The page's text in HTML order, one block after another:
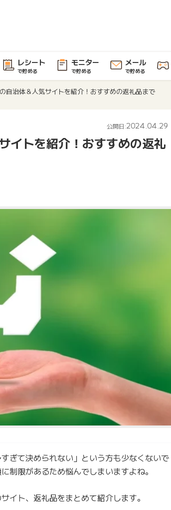
レシート
で貯める
モニター
で貯める
メール
で貯める
自治体＆人気サイトを紹介！おすすめの返礼品まで
公開日:2024.04.29
イトを紹介！おすすめの返礼
ぎて決められない」という方も少なくないで
制限があるため悩んでしまいますよね。
イト、返礼品をまとめて紹介します。